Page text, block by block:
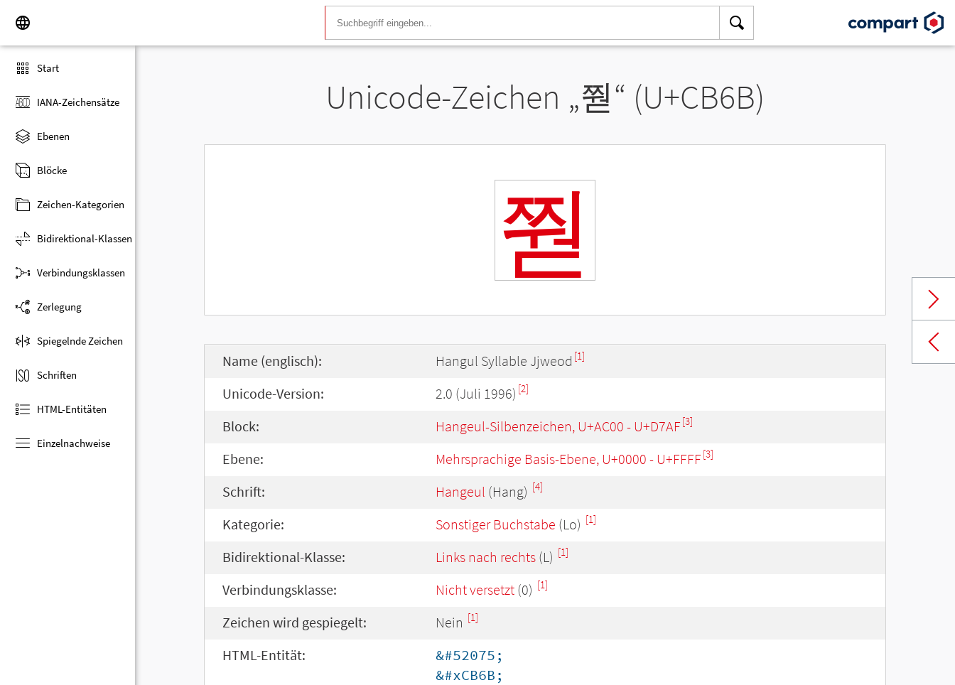
Start
IANA-Zeichensätze
Ebenen
Blöcke
Zeichen-Kategorien
Bidirektional-Klassen
Verbindungsklassen
Zerlegung
Spiegelnde Zeichen
Schriften
HTML-Entitäten
Einzelnachweise
Unicode-Zeichen „쭫“ (U+CB6B)
쭫
Name (englisch): Hangul Syllable Jjweod [1]
Unicode-Version: 2.0 (Juli 1996) [2]
Block: Hangeul-Silbenzeichen, U+AC00 - U+D7AF[3]
Ebene: Mehrsprachige Basis-Ebene, U+0000 - U+FFFF[3]
Schrift: Hangeul (Hang) [4]
Kategorie: Sonstiger Buchstabe (Lo) [1]
Bidirektional-Klasse: Links nach rechts (L) [1]
Verbindungsklasse: Nicht versetzt (0) [1]
Zeichen wird gespiegelt: Nein [1]
HTML-Entität:
&#52075;
&#xCB6B;